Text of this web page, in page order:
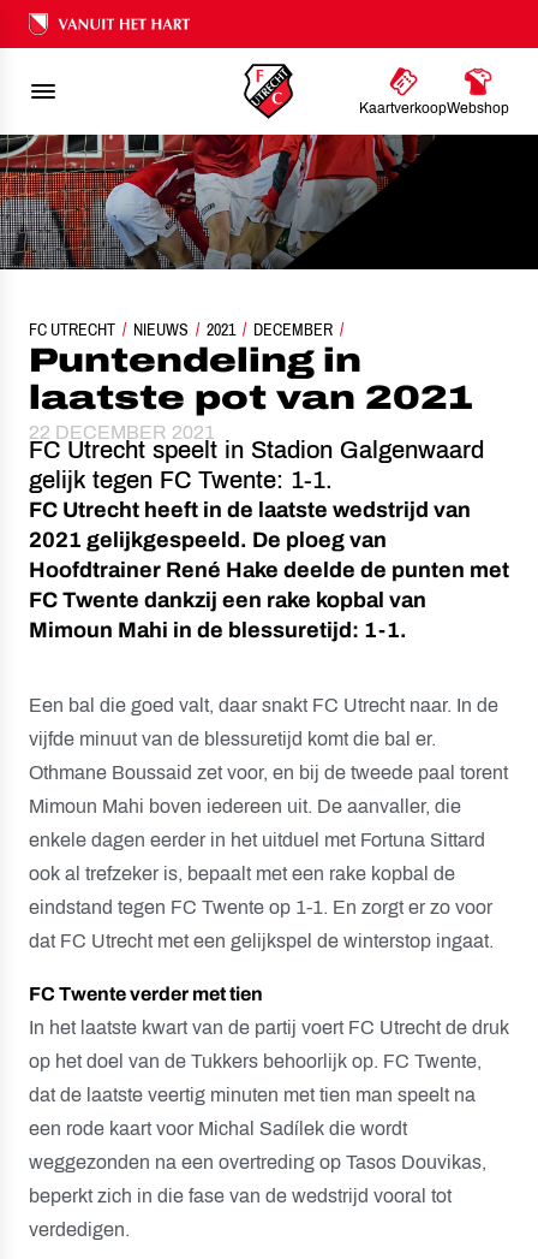
Ons nalatenschap
KaartverkoopWebshop
FC UTRECHT NIEUWS 2021 DECEMBER
PUNTENDELING IN LAATSTE POT VAN 2021
Puntendeling in
laatste pot van 2021
22 DECEMBER 2021
FC Utrecht speelt in Stadion Galgenwaard
gelijk tegen FC Twente: 1-1.
FC Utrecht heeft in de laatste wedstrijd van
2021 gelijkgespeeld. De ploeg van
Hoofdtrainer René Hake deelde de punten met
FC Twente dankzij een rake kopbal van
Mimoun Mahi in de blessuretijd: 1-1.
Een bal die goed valt, daar snakt FC Utrecht naar. In de
vijfde minuut van de blessuretijd komt die bal er.
Othmane Boussaid zet voor, en bij de tweede paal torent
Mimoun Mahi boven iedereen uit. De aanvaller, die
enkele dagen eerder in het uitduel met Fortuna Sittard
ook al trefzeker is, bepaalt met een rake kopbal de
eindstand tegen FC Twente op 1-1. En zorgt er zo voor
dat FC Utrecht met een gelijkspel de winterstop ingaat.
FC Twente verder met tien
In het laatste kwart van de partij voert FC Utrecht de druk
op het doel van de Tukkers behoorlijk op. FC Twente,
dat de laatste veertig minuten met tien man speelt na
een rode kaart voor Michal Sadílek die wordt
weggezonden na een overtreding op Tasos Douvikas,
beperkt zich in die fase van de wedstrijd vooral tot
verdedigen.